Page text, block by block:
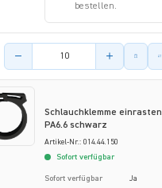
bestellen.
Menge des Artikels
Schlauchklemme
PA6.6 schwarz
Artikel-Nr.: 014.44.150
Sofort verfügbar
Sofort verfügbar
Ja